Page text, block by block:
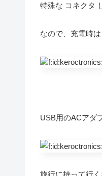
特殊な コネクタ
なので、充電時は
USB用のACアダ